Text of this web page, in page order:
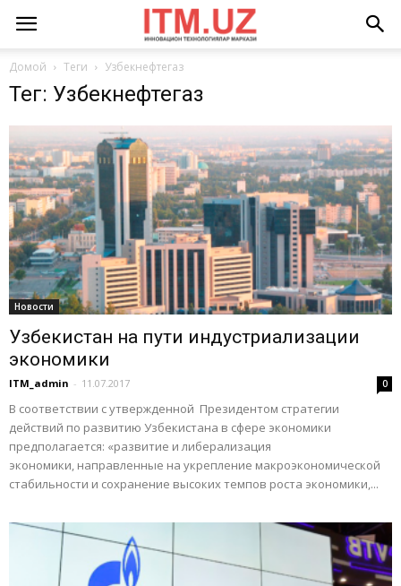
Домой Теги Узбекнефтегаз
Тег: Узбекнефтегаз
Новости
Узбекистан на пути индустриализации
экономики
ITM_admin - 11.07.2017 0
В соответствии с утвержденной Президентом стратегии
действий по развитию Узбекистана в сфере экономики
предполагается: «развитие и либерализация
экономики, направленные на укрепление макроэкономической
стабильности и сохранение высоких темпов роста экономики,...